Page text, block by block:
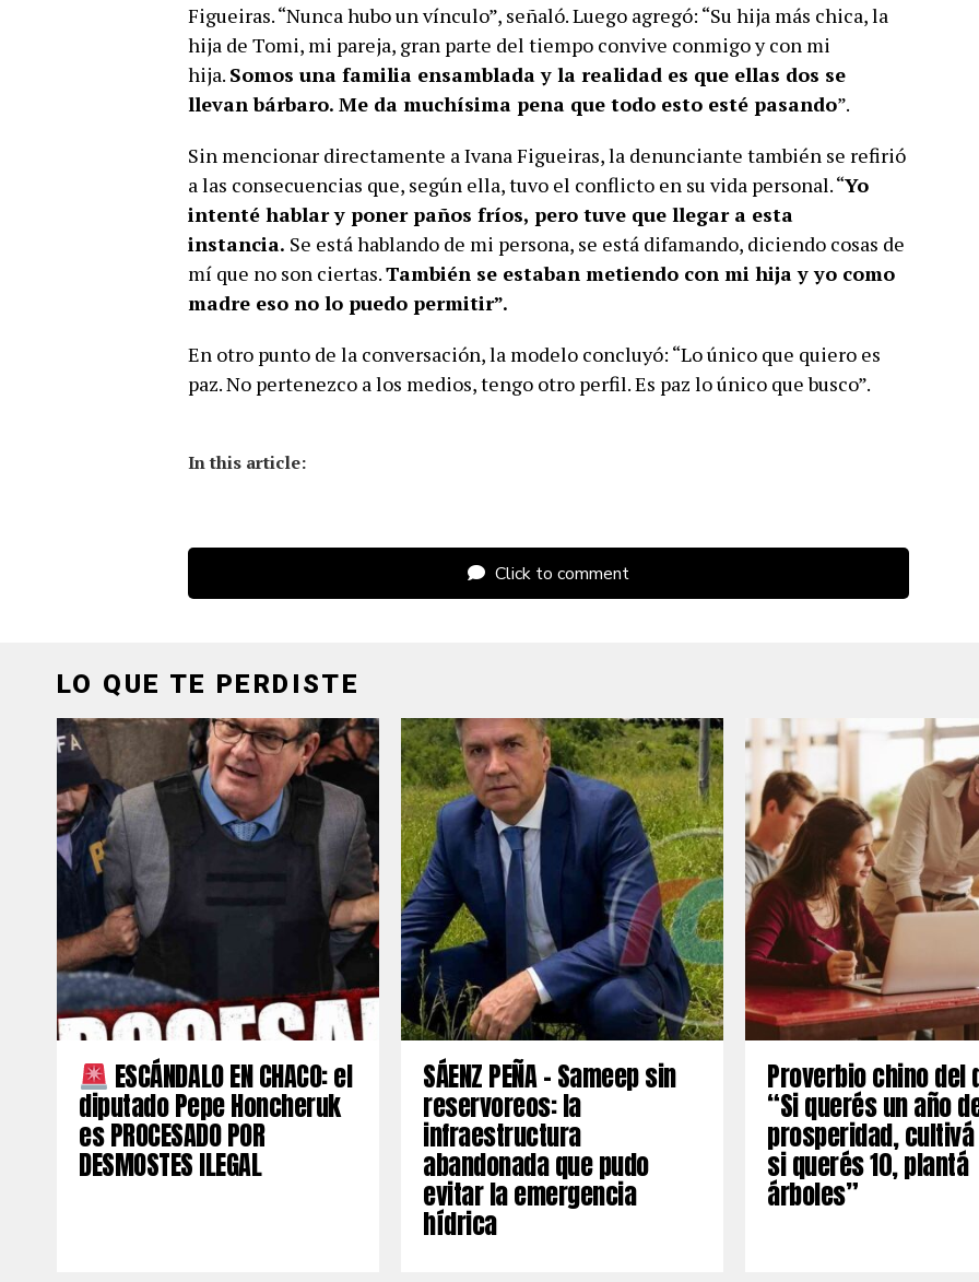
Figueiras. “Nunca hubo un vínculo”, señaló. Luego agregó: “Su hija más chica, la
hija de Tomi, mi pareja, gran parte del tiempo convive conmigo y con mi
hija. Somos una familia ensamblada y la realidad es que ellas dos se
llevan bárbaro. Me da muchísima pena que todo esto esté pasando”.
Sin mencionar directamente a Ivana Figueiras, la denunciante también se refirió
a las consecuencias que, según ella, tuvo el conflicto en su vida personal. “Yo
intenté hablar y poner paños fríos, pero tuve que llegar a esta
instancia. Se está hablando de mi persona, se está difamando, diciendo cosas de
mí que no son ciertas.También se estaban metiendo con mi hija y yo como
madre eso no lo puedo permitir”.
En otro punto de la conversación, la modelo concluyó: “Lo único que quiero es
paz. No pertenezco a los medios, tengo otro perfil. Es paz lo único que busco”.
In this article:
Click to comment
LO QUE TE PERDISTE
ESCÁNDALO EN CHACO: el
diputado Pepe Honcheruk
es PROCESADO POR
DESMOSTES ILEGAL
SÁENZ PEÑA – Sameep sin
reservoreos: la
infraestructura
abandonada que pudo
evitar la emergencia
hídrica
Proverbio chino del
“Si querés un año
prosperidad,
si querés 10, plantá
árboles”